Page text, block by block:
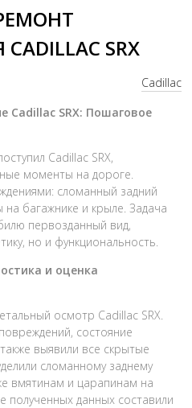
SRX
Cadillac
Cadillac SRX: Пошаговое
Cadillac SRX,
моменты на дороге.
сломанный задний
багажнике и крыле. Задача
первозданный вид,
но и функциональность.
и оценка
осмотр Cadillac SRX.
состояние
выявили все скрытые
сломанному заднему
вмятинам и царапинам на
полученных данных составили